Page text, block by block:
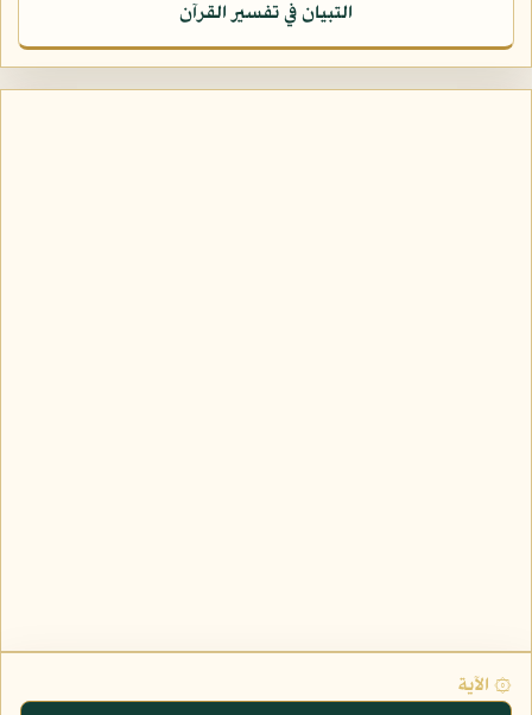
التبيان في تفسير القرآن
۞ الآية